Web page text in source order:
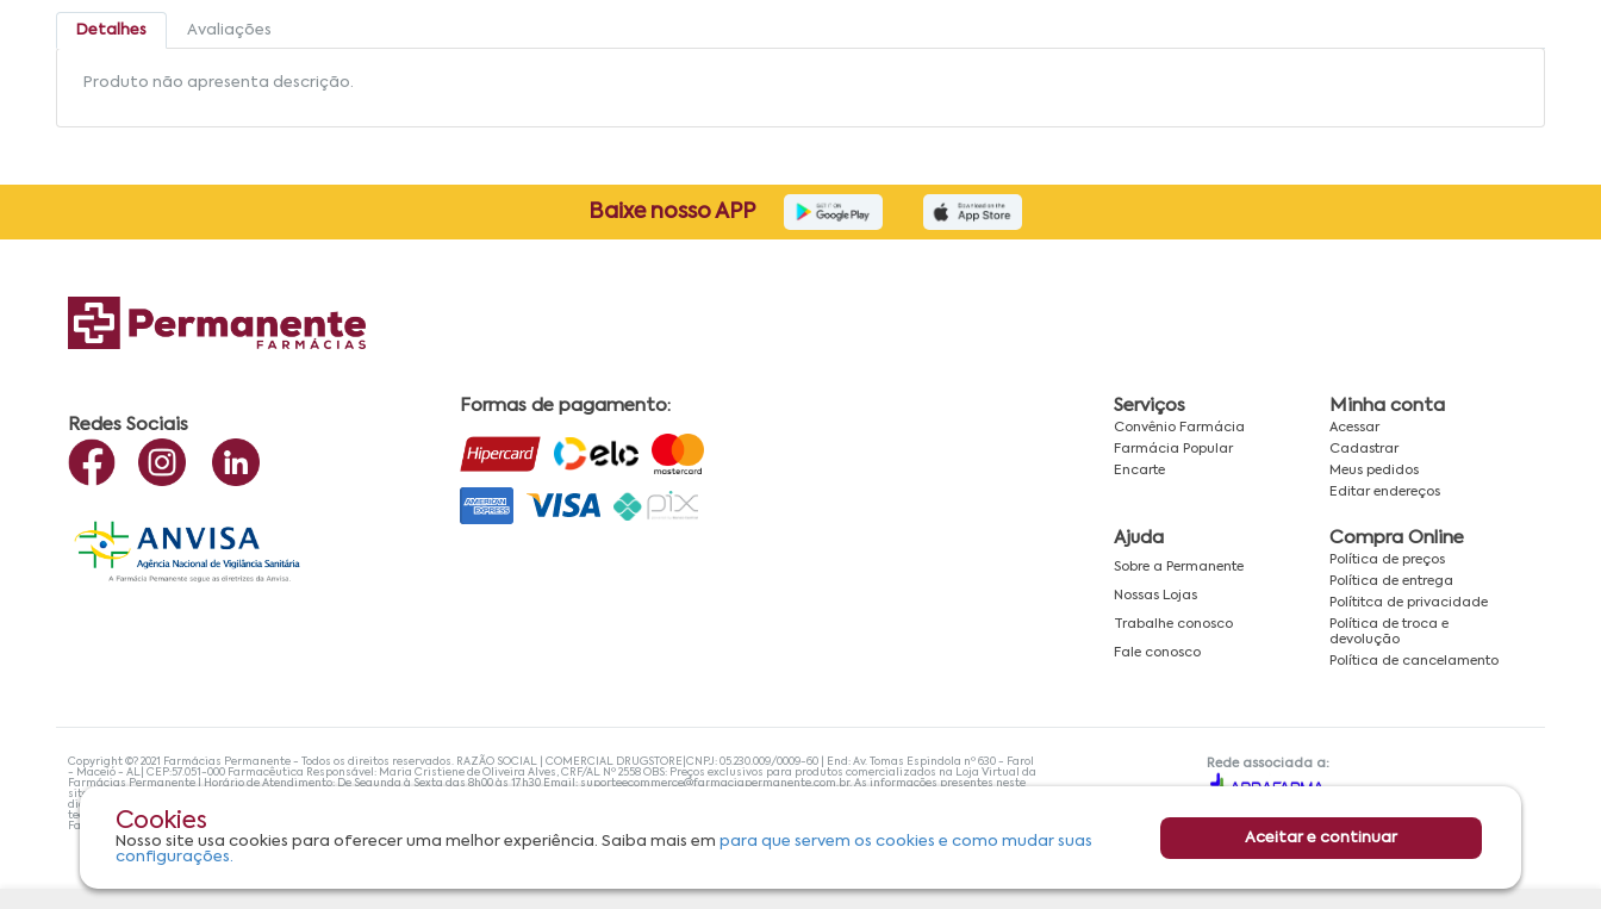
Detalhes Avaliações
Produto não apresenta descrição.
Cookies
Nosso site usa cookies para oferecer uma melhor experiência. Saiba mais empara que servem os cookies e como mudar suas
configurações.
Aceitar e continuar
Baixe nosso APP
Redes Sociais
Formas de pagamento: Serviços
Convênio Farmácia
Farmácia Popular
Encarte
Minha conta
Acessar
Cadastrar
Meus pedidos
Editar endereços
Ajuda
Sobre a Permanente
Nossas Lojas
Trabalhe conosco
Fale conosco
Compra Online
Política de preços
Política de entrega
Polítitca de privacidade
Política de troca e
devolução
Política de cancelamento
Copyright ©? 2021 Farmácias Permanente - Todos os direitos reservados. RAZÃO SOCIAL | COMERCIAL DRUGSTORE|CNPJ: 05.230.009/0009-60 | End: Av. Tomas Espindola nº 630 - Farol
- Maceió - AL| CEP:57.051-000 Farmacêutica Responsável: Maria Cristiene de Oliveira Alves, CRF/AL Nº 2558 OBS: Preços exclusivos para produtos comercializados na Loja Virtual da
Farmácias Permanente | Horário de Atendimento: De Segunda à Sexta das 8h00 às 17h30 Email: suporteecommerce@farmaciapermanente.com.br. As informações presentes neste
site não devem ser utilizadas para automedicação e, de forma alguma, substituem as orientações de um profissional da área médica. Apenas o médico está capacitado para
diagnosticar problemas de saúde e prescrever o tratamento adequado. Se os sintomas persistirem, um médico deve ser consultado. A Farmácia Permanente trabalha com as
tecnologias mais avançadas de proteção de dados, para que você possa realizar suas compras com tranquilidade. A privacidade e a segurança dos clientes são compromissos da
Farmácias Permanente. Todos os pedidos efetuados estão sujeitos à confirmação da disponibilidade de produto em nosso estoque.
Rede associada a: